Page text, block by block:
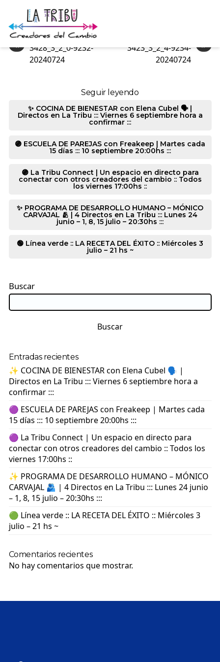
3428_3_2_0-9233-20240724
«
3428_3_2_0-9232-
20240724
»
3423_3_2_4-9234-
20240724
Seguir leyendo
✨ COCINA DE BIENESTAR con Elena Cubel 🗣️ |
Directos en La Tribu ::: Viernes 6 septiembre hora a
confirmar :::
🟣 ESCUELA DE PAREJAS con Freakeep | Martes cada
15 días ::: 10 septiembre 20:00hs :::
🟣 La Tribu Connect | Un espacio en directo para
conectar con otros creadores del cambio :: Todos
los viernes 17:00hs ::
✨ PROGRAMA DE DESARROLLO HUMANO – MÓNICO
CARVAJAL 🫂 | 4 Directos en La Tribu ::: Lunes 24
junio – 1, 8, 15 julio – 20:30hs :::
🟢 Línea verde :: LA RECETA DEL ÉXITO :: Miércoles 3
julio – 21 hs ~
Buscar
Buscar
Entradas recientes
✨ COCINA DE BIENESTAR con Elena Cubel 🗣️ |
Directos en La Tribu ::: Viernes 6 septiembre hora a
confirmar :::
🟣 ESCUELA DE PAREJAS con Freakeep | Martes cada
15 días ::: 10 septiembre 20:00hs :::
🟣 La Tribu Connect | Un espacio en directo para
conectar con otros creadores del cambio :: Todos los
viernes 17:00hs ::
✨ PROGRAMA DE DESARROLLO HUMANO – MÓNICO
CARVAJAL 🫂 | 4 Directos en La Tribu ::: Lunes 24 junio
– 1, 8, 15 julio – 20:30hs :::
🟢 Línea verde :: LA RECETA DEL ÉXITO :: Miércoles 3
julio – 21 hs ~
Comentarios recientes
No hay comentarios que mostrar.